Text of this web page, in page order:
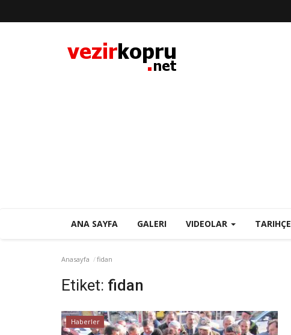
ANA SAYFA GALERI VIDEOLAR TARIHÇE
Anasayfa fidan
Etiket: fidan
Haberler